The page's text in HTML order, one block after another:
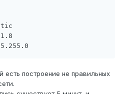
есть построение не правильных